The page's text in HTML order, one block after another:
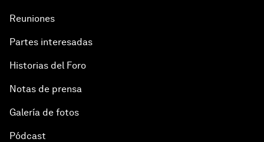
Reuniones
Partes interesadas
Historias del Foro
Notas de prensa
Galería de fotos
Pódcast